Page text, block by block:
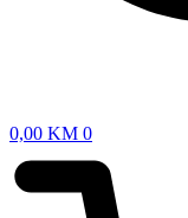
0,00 KM 0